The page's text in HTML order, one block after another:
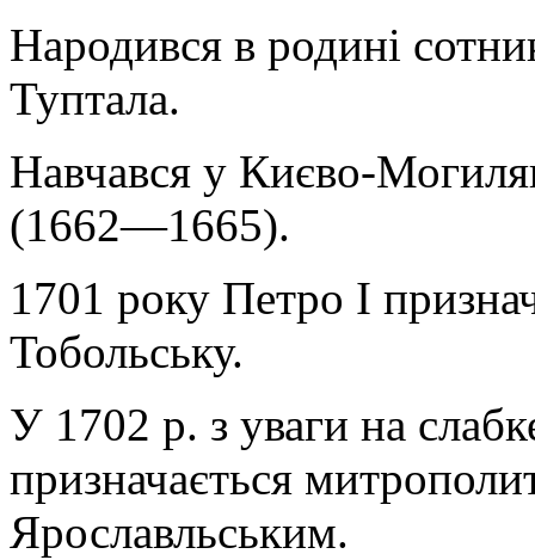
Народився в родині
Туптала.
Навчався у Києво-
(1662—1665).
1701 року Петро I
Тобольську.
У 1702 р. з уваги на
призначається
Ярославльським.